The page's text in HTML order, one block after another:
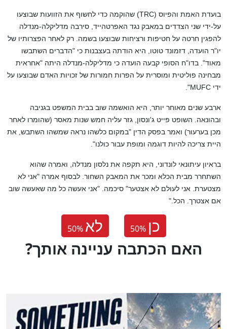
בועדת האמת והפיוס (TRC) שהוקמה כדי לחשוף את הזוועות שבוצעו
על-ידי שני הצדדים במאבק נגד האפרטהייד, סירבה מדליקלה-מנדלה
להפגין חרטה על חטיפות ורציחות שבוצעו בשמה. רק לאחר הפצרותיו של
יו"ר הועדה, דזמונד טוטו, היא הודתה בעצבנות כי "הדברים השתבשו
מאוד". בדו"ח הסופי קבעה הועדה כי מדליקלה-מנדלה היתה "אחראית
מבחינה פוליטית ומוסרית על הפרות חמורות של זכויות האדם שבוצעו על
ידי MUFC
".
ארבע שנים מאוחר יותר, היא הואשמה שוב בבית המשפט בגניבה
ובהונאה. השופט פייט ג'ונסון, גזר עליה חמש שנות מאסר (שהומרו לאחר
מכן בערעור) ואמר בפסק הדין "במקום כלשהו נראה שמשהו השתבש, את
היית צריכה להיות דוגמה ומופת עבור כולנו".
בראיון עיתונאי לונדוני, היא תקפה את נלסון מנדלה, ואמרה שהוא
השתחרר מבית הכלא ומכר את המאבק השחור. לבסוף אמרה "אני לא
מצטערת. אני לעולם לא אצטער" סיכמה. "אני אעשה כל מה שאעשה שוב
אם אצטרך. הכל."
50% לא 50% כן
?האם הכתבה עניינה אותך